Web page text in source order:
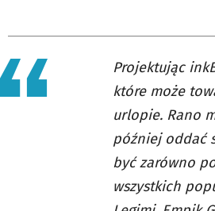
Projektując
które może
urlopie. Rano
później oddać
być zarówno
wszystkich